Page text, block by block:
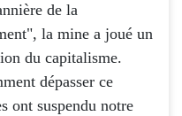
de la
la mine a joué un
du capitalisme.
dépasser ce
ont suspendu notre